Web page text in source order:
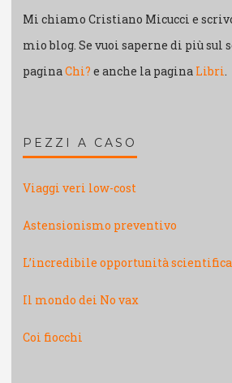
Mi chiamo Cristiano Micucci e
mio blog. Se vuoi saperne di più sul
paginaChi? e anche la pagina Libri.
PEZZI A CASO
Viaggi veri low-cost
Astensionismo preventivo
L’incredibile opportunità scientifica
Il mondo dei No vax
Coi fiocchi